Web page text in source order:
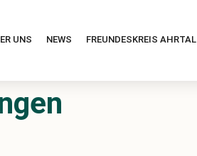
UNS NEWS FREUNDESKREIS AHRTAL